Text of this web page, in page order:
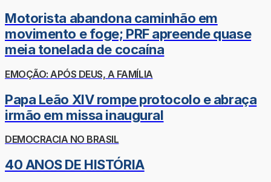
Motorista abandona caminhão em
movimento e foge; PRF apreende quase
meia tonelada de cocaína
EMOÇÃO: APÓS DEUS, A FAMÍLIA
Papa Leão XIV rompe protocolo e abraça
irmão em missa inaugural
DEMOCRACIA NO BRASIL
40 ANOS DE HISTÓRIA